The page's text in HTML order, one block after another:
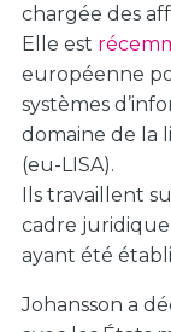
chargée des
Elle est
européenne
systèmes
domaine de la
(eu-LISA).
Ils travaillent
cadre juridique
ayant été
Johansson a